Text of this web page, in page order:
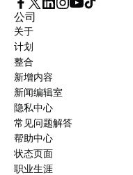
公司
关于
计划
整合
新增内容
新闻编辑室
隐私中心
常见问题解答
帮助中心
状态页面
职业生涯